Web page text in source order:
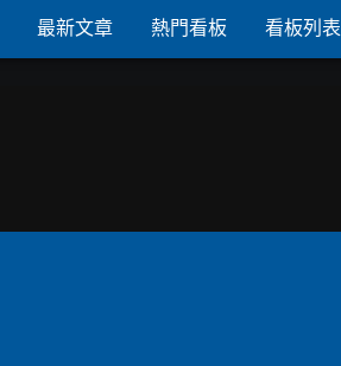
最新文章 熱門看板 看板列表